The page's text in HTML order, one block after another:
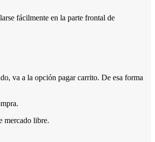
fácilmente en la parte frontal de
va a la opción pagar carrito. De esa forma
mercado libre.